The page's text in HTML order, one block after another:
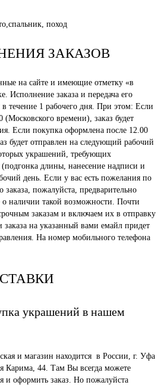
поход
ЗАКАЗОВ
на сайте и имеющие отметку «в
Исполнение заказа и передача его
в течение 1 рабочего дня. При этом: Если
времени), заказ будет
Если покупка оформлена после 12.00
будет отправлен на следующий рабочий
украшений, требующих
длины, нанесение надписи и
день. Если у вас есть пожелания по
заказа, пожалуйста, предварительно
о наличии такой возможности. Почти
заказам и включаем их в отправку
заказа на указанный вами емайл придет
На номер мобильного телефона
украшений в нашем
и магазин находится в России, г. Уфа
Карима, 44. Там Вы всегда можете
и оформить заказ. Но пожалуйста